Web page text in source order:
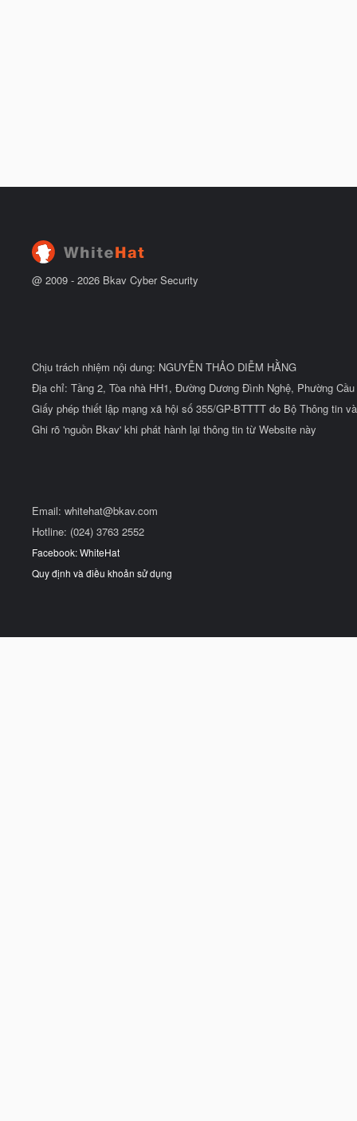
@ 2009 - 2026 Bkav Cyber Security
Chịu trách nhiệm nội dung: NGUYỄN THẢO DIỄM HẰNG
Địa chỉ: Tầng 2, Tòa nhà HH1, Đường Dương Đình Nghệ, Phường
Giấy phép thiết lập mạng xã hội số 355/GP-BTTTT do Bộ Thông tin
Ghi rõ 'nguồn Bkav' khi phát hành lại thông tin từ Website này
Email: whitehat@bkav.com
Hotline: (024) 3763 2552
Facebook: WhiteHat
Quy định và điều khoản sử dụng